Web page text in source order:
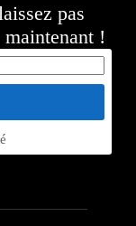
pas
maintenant !